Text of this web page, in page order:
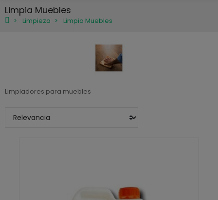
Limpia Muebles
Limpieza Limpia Muebles
Limpiadores para muebles